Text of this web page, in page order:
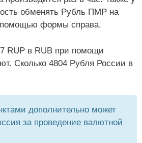
обменять Рубль ПМР на
формы справа.
RUP в RUB при помощи
Сколько 4804 Рубля России в
дополнительно может
за проведение валютной